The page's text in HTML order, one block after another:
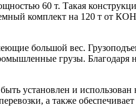
60 т. Такая
комплект на 120 т от
большой вес.
грузы. Благодаря
установлен и использован
а также